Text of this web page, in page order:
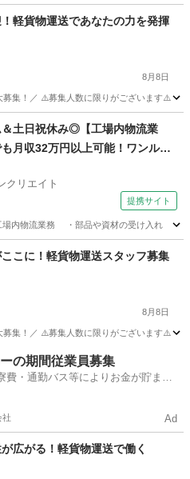
時給
軽貨物運送であなたの⼒を発揮
8月8日
募集！／ ⚠️募集人数に限りがございます⚠️
＆土日祝休み◎【工場内物流業
月収32万円以上可能！ワンルー
クリエイト
提携サイト
場内物流業務 ・部品や資材の受け入れ
こに！軽貨物運送スタッフ募集
8月8日
募集！／ ⚠️募集人数に限りがございます⚠️
の期間従業員募集
費・通勤バス等によりお金が貯まり
社 Ad
広がる！軽貨物運送で働く